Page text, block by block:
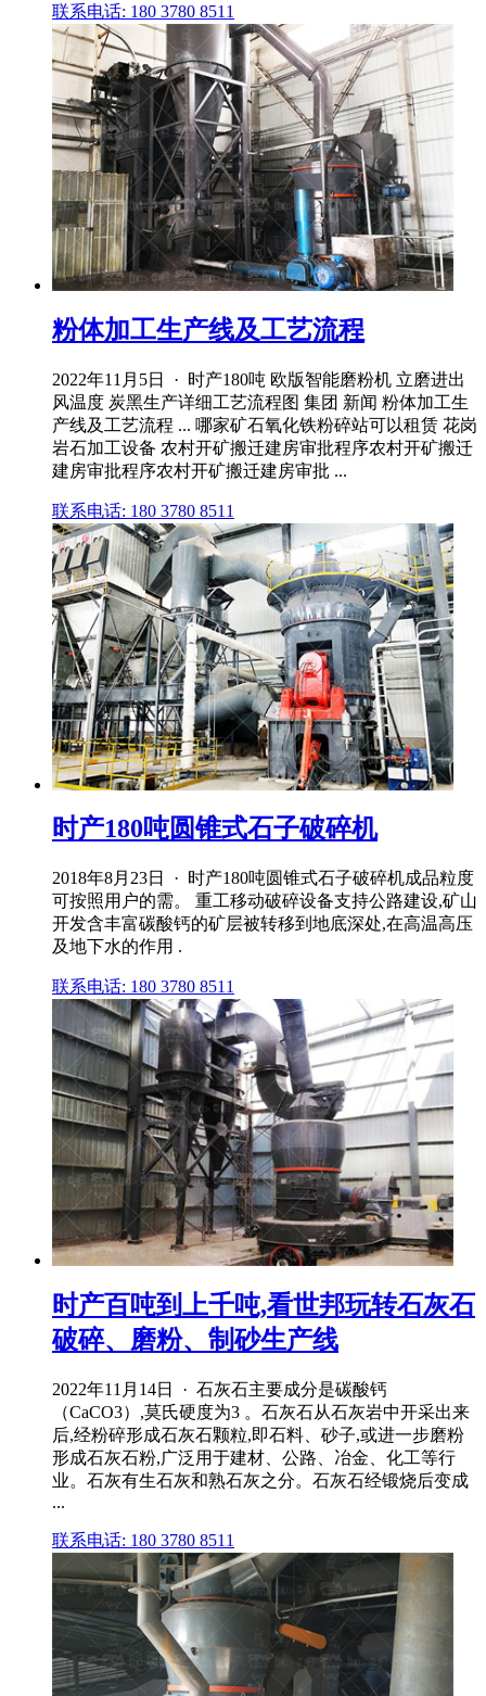
联系电话: 180 3780 8511
粉体加工生产线及工艺流程
2022年11月5日 · 时产180吨 欧版智能磨粉机 立磨进出
风温度 炭黑生产详细工艺流程图 集团 新闻 粉体加工生
产线及工艺流程 ... 哪家矿石氧化铁粉碎站可以租赁 花岗
岩石加工设备 农村开矿搬迁建房审批程序农村开矿搬迁
建房审批程序农村开矿搬迁建房审批 ...
联系电话: 180 3780 8511
时产180吨圆锥式石子破碎机
2018年8月23日 · 时产180吨圆锥式石子破碎机成品粒度
可按照用户的需。 重工移动破碎设备支持公路建设,矿山
开发含丰富碳酸钙的矿层被转移到地底深处,在高温高压
及地下水的作用 .
联系电话: 180 3780 8511
时产百吨到上千吨,看世邦玩转石灰石
破碎、磨粉、制砂生产线
2022年11月14日 · 石灰石主要成分是碳酸钙
（CaCO3）,莫氏硬度为3 。石灰石从石灰岩中开采出来
后,经粉碎形成石灰石颗粒,即石料、砂子,或进一步磨粉
形成石灰石粉,广泛用于建材、公路、冶金、化工等行
业。石灰有生石灰和熟石灰之分。石灰石经锻烧后变成
...
联系电话: 180 3780 8511